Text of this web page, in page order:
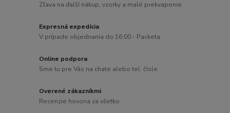
Zľava na ďalší nákup, vzorky a malé prekvapenie
Expresná expedícia
V prípade objednania do 16:00 - Packeta
Online podpora
Sme tu pre Vás na chate alebo tel. čísle
Overené zákazníkmi
Recenzie hovoria za všetko